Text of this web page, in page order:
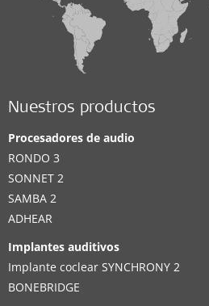
Nuestros productos
Procesadores de audio
RONDO 3
SONNET 2
SAMBA 2
ADHEAR
Implantes auditivos
Implante coclear SYNCHRONY 2
BONEBRIDGE